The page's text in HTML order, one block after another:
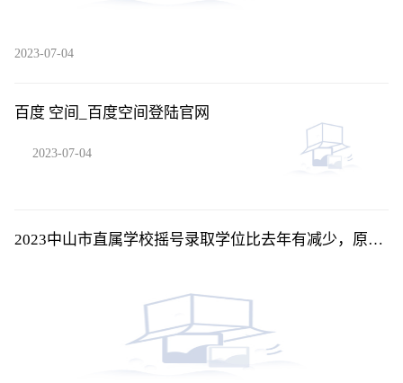
2023-07-04
百度 空间_百度空间登陆官网
2023-07-04
2023中山市直属学校摇号录取学位比去年有减少，原因